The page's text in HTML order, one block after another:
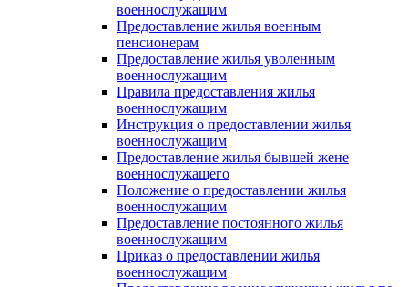
военнослужащим
Предоставление жилья военным
пенсионерам
Предоставление жилья уволенным
военнослужащим
Правила предоставления жилья
военнослужащим
Инструкция о предоставлении жилья
военнослужащим
Предоставление жилья бывшей жене
военнослужащего
Положение о предоставлении жилья
военнослужащим
Предоставление постоянного жилья
военнослужащим
Приказ о предоставлении жилья
военнослужащим